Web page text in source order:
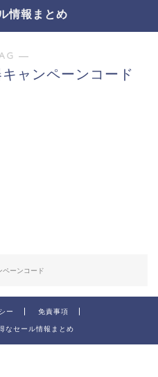
情報まとめ
―
ャンペーンコード
ペーンコード
ー 免責事項
セール情報まとめ